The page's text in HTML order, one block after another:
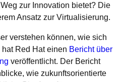
zur Innovation bietet? Die
Ansatz zur Virtualisierung.
verstehen können, wie sich
Red Hat einen Bericht über
veröffentlicht. Der Bericht
wie zukunftsorientierte